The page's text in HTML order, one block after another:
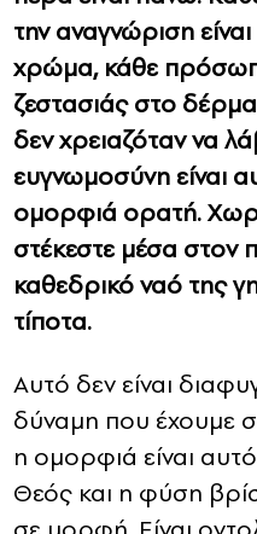
την αναγνώριση
χρώμα, κάθε
ζεστασιάς στο
δεν χρειαζόταν να
ευγνωμοσύνη είναι
ομορφιά ορατή.
στέκεστε μέσα στον
καθεδρικό ναό της
τίποτα.
Αυτό δεν είναι
δύναμη που έχουμε
η ομορφιά είναι
Θεός και η φύση